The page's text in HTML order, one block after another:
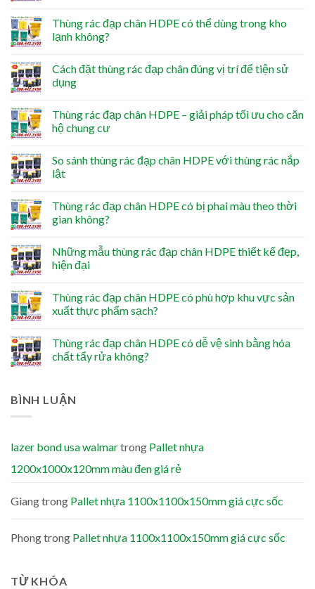
Thùng rác đạp chân HDPE có thể dùng trong kho
lạnh không?
Cách đặt thùng rác đạp chân đúng vị trí để tiện sử
dụng
Thùng rác đạp chân HDPE – giải pháp tối ưu cho căn
hộ chung cư
So sánh thùng rác đạp chân HDPE với thùng rác nắp
lật
Thùng rác đạp chân HDPE có bị phai màu theo thời
gian không?
Những mẫu thùng rác đạp chân HDPE thiết kế đẹp,
hiện đại
Thùng rác đạp chân HDPE có phù hợp khu vực sản
xuất thực phẩm sạch?
Thùng rác đạp chân HDPE có dễ vệ sinh bằng hóa
chất tẩy rửa không?
BÌNH LUẬN
lazer bond usa walmartrong Pallet nhựa
1200x1000x120mm màu đen giá rẻ
Giangtrong Pallet nhựa 1100x1100x150mm giá cực sốc
Phongtrong Pallet nhựa 1100x1100x150mm giá cực sốc
TỪ KHÓA